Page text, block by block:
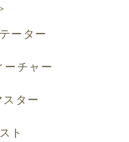
ーター
ーチャー
ター
ト